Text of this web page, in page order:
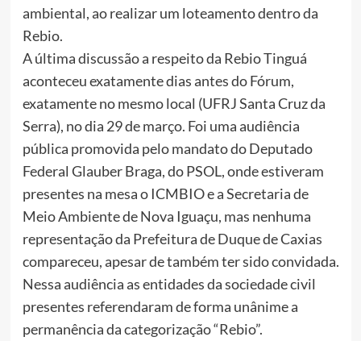
ambiental, ao realizar um loteamento dentro da
Rebio.
A última discussão a respeito da Rebio Tinguá
aconteceu exatamente dias antes do Fórum,
exatamente no mesmo local (UFRJ Santa Cruz da
Serra), no dia 29 de março. Foi uma audiência
pública promovida pelo mandato do Deputado
Federal Glauber Braga, do PSOL, onde estiveram
presentes na mesa o ICMBIO e a Secretaria de
Meio Ambiente de Nova Iguaçu, mas nenhuma
representação da Prefeitura de Duque de Caxias
compareceu, apesar de também ter sido convidada.
Nessa audiência as entidades da sociedade civil
presentes referendaram de forma unânime a
permanência da categorização “Rebio”.